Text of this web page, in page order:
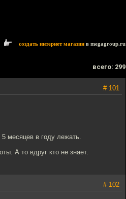
создать интернет магазин в megagroup.ru
всего: 299
# 101
месяцев в году лежать.
А то вдруг кто не знает.
# 102